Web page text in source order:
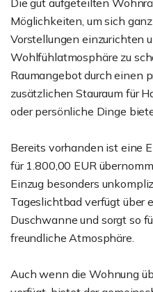
Die gut aufgeteilten
Möglichkeiten, um sich
Vorstellungen einzurichten
Wohlfühlatmosphäre zu
Raumangebot durch einen
zusätzlichen Stauraum für
oder persönliche Dinge
Bereits vorhanden ist eine
für 1.800,00 EUR
Einzug besonders
Tageslichtbad verfügt über
Duschwanne und sorgt so
freundliche Atmosphäre.
Auch wenn die Wohnung